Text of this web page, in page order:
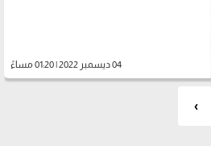
04 ديسمبر 2022 | 01:20 مساءً
›